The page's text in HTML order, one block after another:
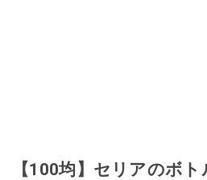
【100均】セリアのボ